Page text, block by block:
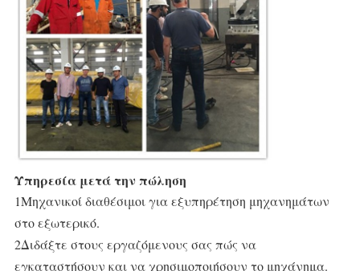
Υπηρεσία μετά την πώληση
1Μηχανικοί διαθέσιμοι για εξυπηρέτηση μηχανημάτων
στο εξωτερικό.
2Διδάξτε στους εργαζόμενους σας πώς να
εγκαταστήσουν και να χρησιμοποιήσουν το μηχάνημα.